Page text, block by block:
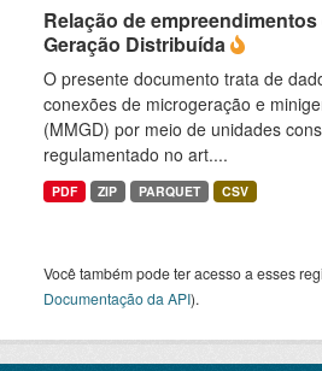
Relação de
Geração Distribuída
O presente documento trata de
conexões de microgeração e
(MMGD) por meio de unidades
regulamentado no art....
PDF ZIP PARQUET CSV
Você também pode ter acesso a esses
Documentação da API).